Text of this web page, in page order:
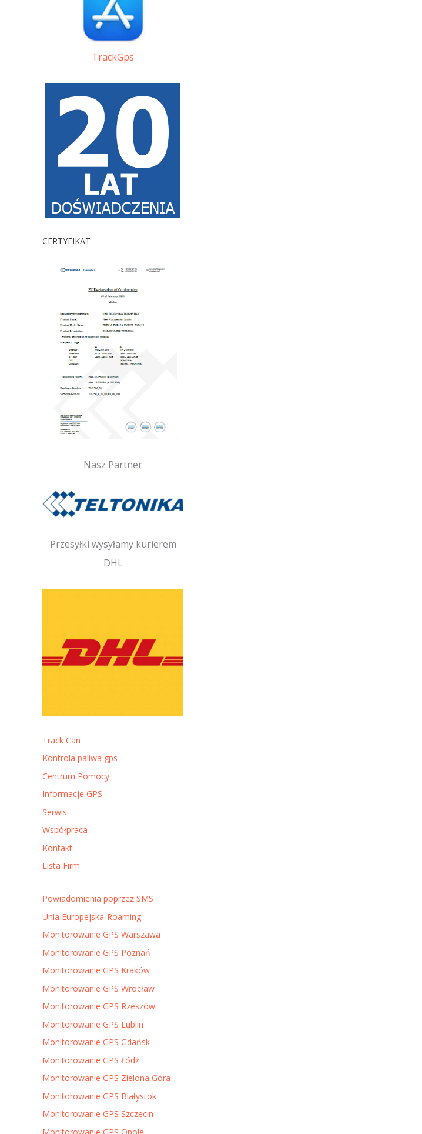
TrackGps
CERTYFIKAT
Nasz Partner
Przesyłki wysyłamy kurierem
DHL
Track Can
Kontrola paliwa gps
Centrum Pomocy
Informacje GPS
Serwis
Współpraca
Kontakt
Lista Firm
Powiadomienia poprzez SMS
Unia Europejska-Roaming
Monitorowanie GPS Warszawa
Monitorowanie GPS Poznań
Monitorowanie GPS Kraków
Monitorowanie GPS Wrocław
Monitorowanie GPS Rzeszów
Monitorowanie GPS Lublin
Monitorowanie GPS Gdańsk
Monitorowanie GPS Łódź
Monitorowanie GPS Zielona Góra
Monitorowanie GPS Białystok
Monitorowanie GPS Szczecin
Monitorowanie GPS Opole